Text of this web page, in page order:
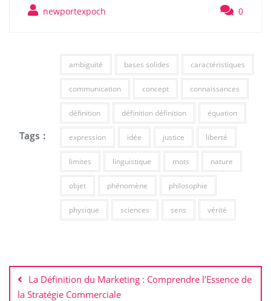
newportexpoch 0
Tags :
ambiguïté bases solides caractéristiques
communication concept connaissances
définition définition définition équation
expression idée justice liberté
limites linguistique mots nature
objet phénomène philosophie
physique sciences sens vérité
de
l’article
La Définition du Marketing : Comprendre l’Essence de
la Stratégie Commerciale